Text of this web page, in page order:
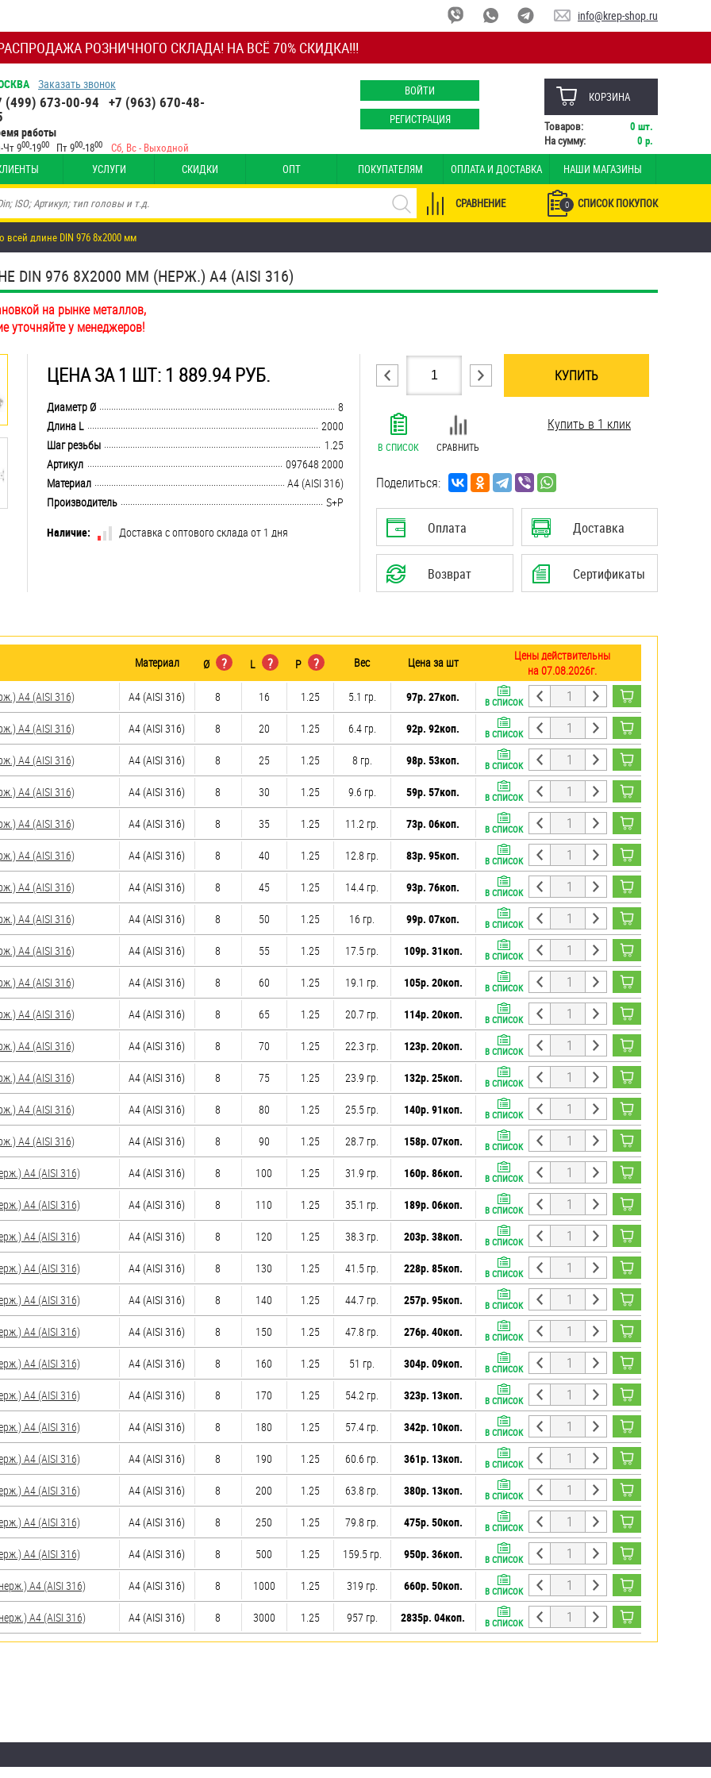
РОЗНИЧНОГО СКЛАДА! НА ВСЁ 70% СКИДКА!!!
info@krep-shop.ru
Заказать звонок
(499) 673-00-94 +7 (963) 670-48-
работы
Чт 900-1900 Пт 900-1800 Сб, Вс - Выходной
ВОЙТИ
РЕГИСТРАЦИЯ
КОРЗИНА
Товаров: 0 шт.
На сумму:
0 р.
УСЛУГИ СКИДКИ ОПТ ПОКУПАТЕЛЯМ ОПЛАТА И ДОСТАВКА НАШИ МАГАЗИНЫ
0 СПИСОК ПОКУПОК
СРАВНЕНИЕ
длине DIN 976 8х2000 мм
976 8Х2000 ММ (НЕРЖ.) A4 (AISI 316)
на рынке металлов,
уточняйте у менеджеров!
ЦЕНА ЗА 1 ШТ: 1 889.94 РУБ.
........................................................................................................................................................................................................
Диаметр Ø
8
........................................................................................................................................................................................................
Длина L
2000
........................................................................................................................................................................................................
Шаг резьбы
1.25
........................................................................................................................................................................................................
Артикул
097648 2000
........................................................................................................................................................................................................
Материал
A4 (AISI 316)
........................................................................................................................................................................................................
Производитель
S+P
Наличие:
Доставка с оптового склада от 1 дня
КУПИТЬ
В СПИСОК СРАВНИТЬ
Купить в 1 клик
Поделиться:
Оплата Доставка
Возврат Сертификаты
Материал Ø ? L ? P ? Вес Цена за шт
Цены действительны
на 07.08.2026г.
A4 (AISI 316)
A4 (AISI 316) 8 16 1.25 5.1 гр. 97р. 27коп. В СПИСОК
A4 (AISI 316) A4 (AISI 316) 8 20 1.25 6.4 гр. 92р. 92коп. В СПИСОК
A4 (AISI 316) A4 (AISI 316) 8 25 1.25 8 гр. 98р. 53коп. В СПИСОК
A4 (AISI 316) A4 (AISI 316) 8 30 1.25 9.6 гр. 59р. 57коп. В СПИСОК
A4 (AISI 316) A4 (AISI 316) 8 35 1.25 11.2 гр. 73р. 06коп. В СПИСОК
A4 (AISI 316) A4 (AISI 316) 8 40 1.25 12.8 гр. 83р. 95коп. В СПИСОК
A4 (AISI 316) A4 (AISI 316) 8 45 1.25 14.4 гр. 93р. 76коп. В СПИСОК
A4 (AISI 316) A4 (AISI 316) 8 50 1.25 16 гр. 99р. 07коп. В СПИСОК
A4 (AISI 316) A4 (AISI 316) 8 55 1.25 17.5 гр. 109р. 31коп. В СПИСОК
A4 (AISI 316) A4 (AISI 316) 8 60 1.25 19.1 гр. 105р. 20коп. В СПИСОК
A4 (AISI 316) A4 (AISI 316) 8 65 1.25 20.7 гр. 114р. 20коп. В СПИСОК
A4 (AISI 316) A4 (AISI 316) 8 70 1.25 22.3 гр. 123р. 20коп. В СПИСОК
A4 (AISI 316) A4 (AISI 316) 8 75 1.25 23.9 гр. 132р. 25коп. В СПИСОК
A4 (AISI 316) A4 (AISI 316) 8 80 1.25 25.5 гр. 140р. 91коп. В СПИСОК
A4 (AISI 316) A4 (AISI 316) 8 90 1.25 28.7 гр. 158р. 07коп. В СПИСОК
A4 (AISI 316) A4 (AISI 316) 8 100 1.25 31.9 гр. 160р. 86коп. В СПИСОК
A4 (AISI 316) A4 (AISI 316) 8 110 1.25 35.1 гр. 189р. 06коп. В СПИСОК
A4 (AISI 316) A4 (AISI 316) 8 120 1.25 38.3 гр. 203р. 38коп. В СПИСОК
A4 (AISI 316) A4 (AISI 316) 8 130 1.25 41.5 гр. 228р. 85коп. В СПИСОК
A4 (AISI 316) A4 (AISI 316) 8 140 1.25 44.7 гр. 257р. 95коп. В СПИСОК
A4 (AISI 316) A4 (AISI 316) 8 150 1.25 47.8 гр. 276р. 40коп. В СПИСОК
A4 (AISI 316) A4 (AISI 316) 8 160 1.25 51 гр. 304р. 09коп. В СПИСОК
A4 (AISI 316) A4 (AISI 316) 8 170 1.25 54.2 гр. 323р. 13коп. В СПИСОК
A4 (AISI 316) A4 (AISI 316) 8 180 1.25 57.4 гр. 342р. 10коп. В СПИСОК
A4 (AISI 316) A4 (AISI 316) 8 190 1.25 60.6 гр. 361р. 13коп. В СПИСОК
A4 (AISI 316) A4 (AISI 316) 8 200 1.25 63.8 гр. 380р. 13коп. В СПИСОК
A4 (AISI 316) A4 (AISI 316) 8 250 1.25 79.8 гр. 475р. 50коп. В СПИСОК
A4 (AISI 316) A4 (AISI 316) 8 500 1.25 159.5 гр. 950р. 36коп. В СПИСОК
A4 (AISI 316) A4 (AISI 316) 8 1000 1.25 319 гр. 660р. 50коп. В СПИСОК
A4 (AISI 316) A4 (AISI 316) 8 3000 1.25 957 гр. 2835р. 04коп. В СПИСОК